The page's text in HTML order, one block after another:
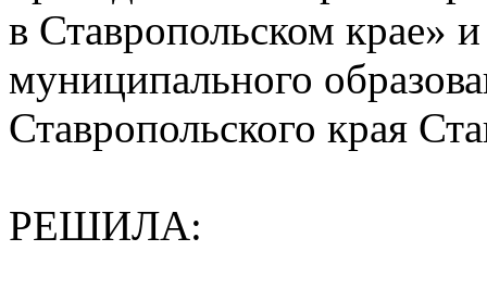
в Ставропольском крае» и
муниципального
Ставропольского края
РЕШИЛА: